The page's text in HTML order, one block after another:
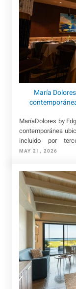
María
MaríaDolores by
contemporánea
incluido por
recomendado en la
MAY 21, 2026